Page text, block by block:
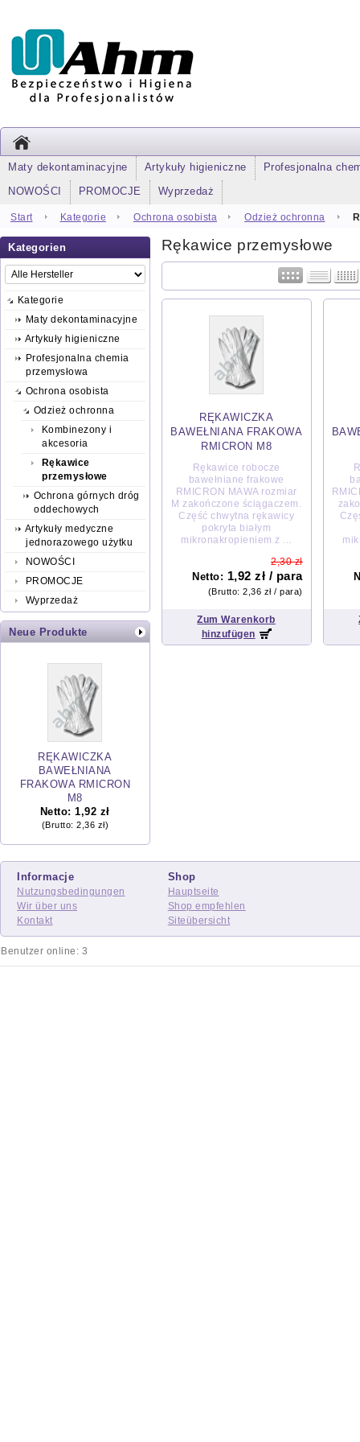
Maty dekontaminacyjne Artykuły higieniczne
Profesjonalna
NOWOŚCI
PROMOCJE Wyprzedaż
Start Kategorie Ochrona osobista Odzież ochronna
Kategorien
Kategorie
Maty dekontaminacyjne
Artykuły higieniczne
Profesjonalna chemia
przemysłowa
Ochrona osobista
Odzież ochronna
Kombinezony i
akcesoria
Rękawice
przemysłowe
Ochrona górnych dróg
oddechowych
Artykuły medyczne
jednorazowego użytku
NOWOŚCI
PROMOCJE
Wyprzedaż
Neue Produkte
RĘKAWICZKA
BAWEŁNIANA
FRAKOWA RMICRON
M8
Netto:1,92 zł
(Brutto:2,36 zł)
Rękawice przemysłowe
RĘKAWICZKA
BAWEŁNIANA FRAKOWA
RMICRON M8
Rękawice robocze
bawełniane frakowe
RMICRON MAWA rozmiar
M zakończone ściągaczem.
Część chwytna rękawicy
pokryta białym
mikronakropieniem z ...
2,30 zł
Netto: 1,92 zł / para
(Brutto:2,36 zł / para)
Zum Warenkorb
hinzufügen
Informacje
Nutzungsbedingungen
Wir über uns
Kontakt
Shop
Hauptseite
Shop empfehlen
Siteübersicht
Benutzer online: 3